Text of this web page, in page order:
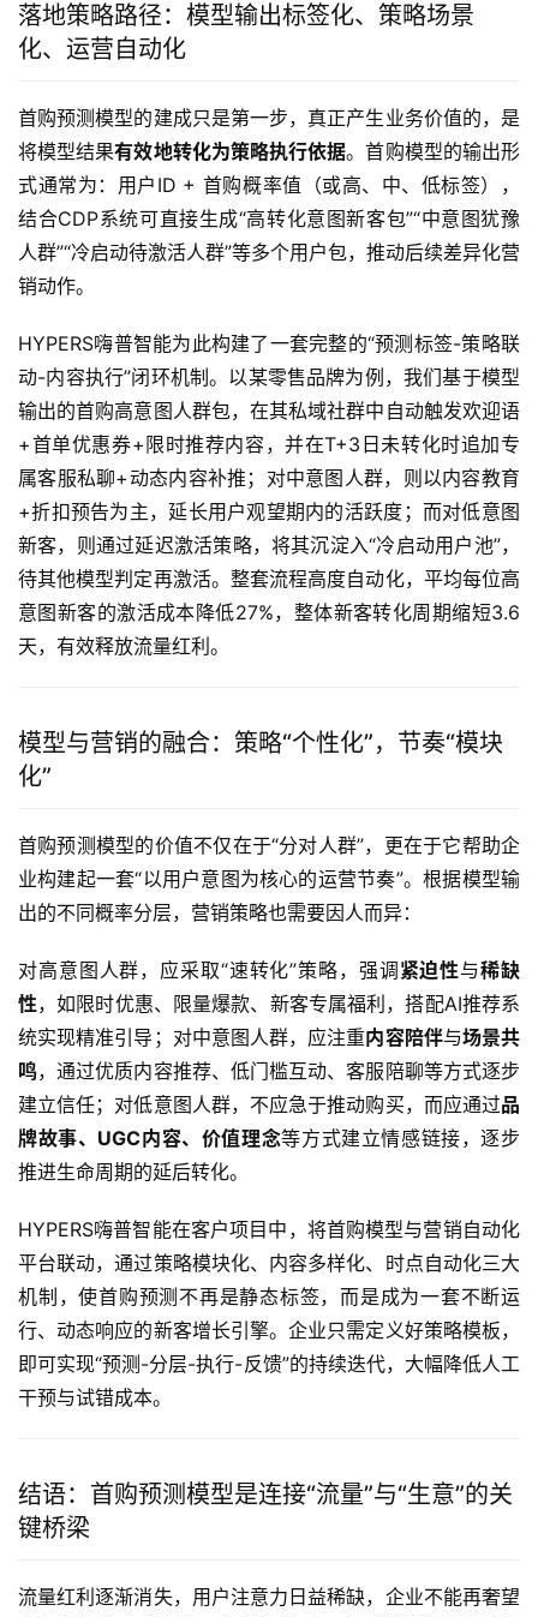
落地策略路径：模型输出标签化、策略场景
化、运营自动化
首购预测模型的建成只是第一步，真正产生业务价值的，是
将模型结果有效地转化为策略执行依据。首购模型的输出形
式通常为：用户ID + 首购概率值（或高、中、低标签），
结合CDP系统可直接生成“高转化意图新客包”“中意图犹豫
人群”“冷启动待激活人群”等多个用户包，推动后续差异化营
销动作。
HYPERS嗨普智能为此构建了一套完整的“预测标签-策略联
动-内容执行”闭环机制。以某零售品牌为例，我们基于模型
输出的首购高意图人群包，在其私域社群中自动触发欢迎语
+首单优惠券+限时推荐内容，并在T+3日未转化时追加专
属客服私聊+动态内容补推；对中意图人群，则以内容教育
+折扣预告为主，延长用户观望期内的活跃度；而对低意图
新客，则通过延迟激活策略，将其沉淀入“冷启动用户池”，
待其他模型判定再激活。整套流程高度自动化，平均每位高
意图新客的激活成本降低27%，整体新客转化周期缩短3.6
天，有效释放流量红利。
模型与营销的融合：策略“个性化”，节奏“模块
化”
首购预测模型的价值不仅在于“分对人群”，更在于它帮助企
业构建起一套“以用户意图为核心的运营节奏”。根据模型输
出的不同概率分层，营销策略也需要因人而异：
对高意图人群，应采取“速转化”策略，强调 紧迫性与稀缺
性，如限时优惠、限量爆款、新客专属福利，搭配AI推荐系
统实现精准引导；对中意图人群，应注重内容陪伴与场景共
鸣，通过优质内容推荐、低门槛互动、客服陪聊等方式逐步
建立信任；对低意图人群，不应急于推动购买，而应通过品
牌故事、UGC内容、价值理念等方式建立情感链接，逐步
推进生命周期的延后转化。
HYPERS嗨普智能在客户项目中，将首购模型与营销自动化
平台联动，通过策略模块化、内容多样化、时点自动化三大
机制，使首购预测不再是静态标签，而是成为一套不断运
行、动态响应的新客增长引擎。企业只需定义好策略模板，
即可实现“预测-分层-执行-反馈”的持续迭代，大幅降低人工
干预与试错成本。
结语：首购预测模型是连接“流量”与“生意”的关
键桥梁
流量红利逐渐消失，用户注意力日益稀缺，企业不能再奢望